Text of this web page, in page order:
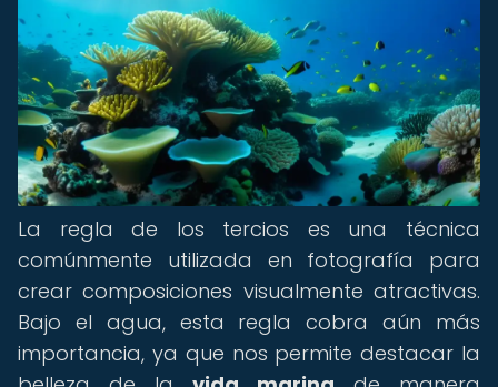
La regla de los tercios es una técnica
comúnmente utilizada en fotografía para
crear composiciones visualmente atractivas.
Bajo el agua, esta regla cobra aún más
importancia, ya que nos permite destacar la